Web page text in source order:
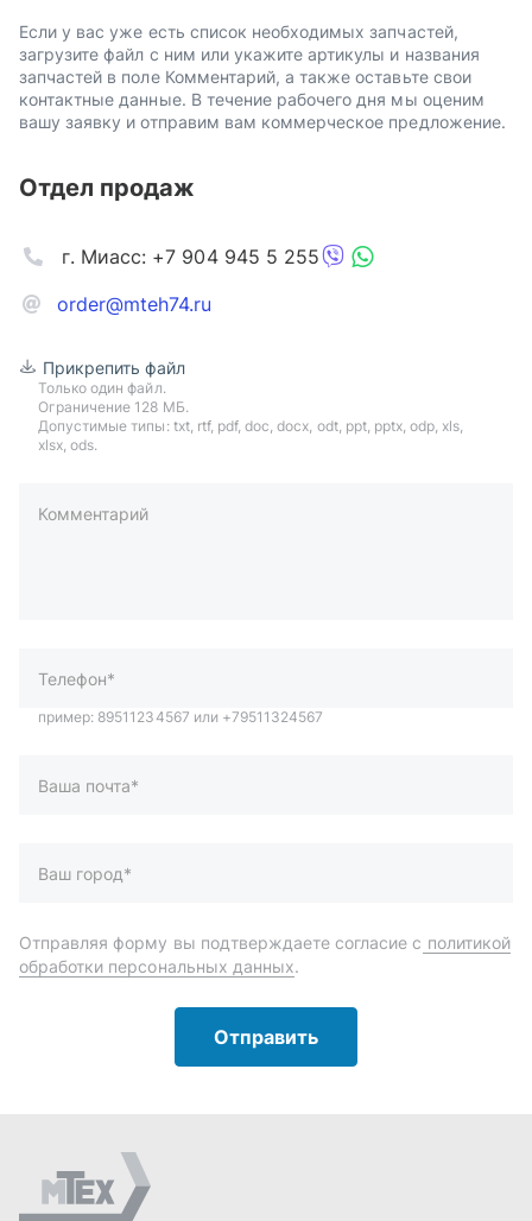
Если у вас уже есть список необходимых запчастей,
загрузите файл с ним или укажите артикулы и названия
запчастей в поле Комментарий, а также оставьте свои
контактные данные. В течение рабочего дня мы оценим
вашу заявку и отправим вам коммерческое предложение.
Отдел продаж
order@mteh74.ru
г. Миасс: +7 904 945 5 255
Прикрепить файл
Только один файл.
Ограничение 128 МБ.
Допустимые типы: txt, rtf, pdf, doc, docx, odt, ppt, pptx, odp, xls,
xlsx, ods.
Комментарий
пример: 89511234567 или +79511324567
Отправить
Автозапчасти и комплектующие
Масла и автохимия